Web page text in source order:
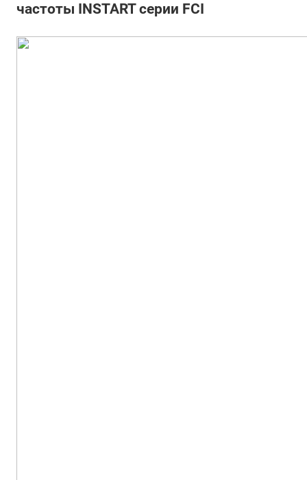
частоты INSTART серии FCI